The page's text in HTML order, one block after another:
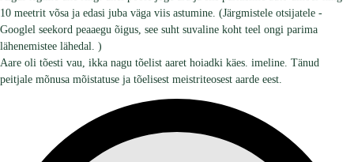
10 meetrit võsa ja edasi juba väga viis astumine. (Järgmistele otsijatele -
Googlel seekord peaaegu õigus, see suht suvaline koht teel ongi parima
lähenemistee lähedal. )
Aare oli tõesti vau, ikka nagu tõelist aaret hoiadki käes. imeline. Tänud
peitjale mõnusa mõistatuse ja tõelisest meistriteosest aarde eest.